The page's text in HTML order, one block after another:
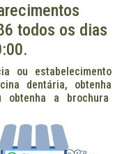
todos os dias
ou estabelecimento
dentária, obtenha
obtenha a brochura